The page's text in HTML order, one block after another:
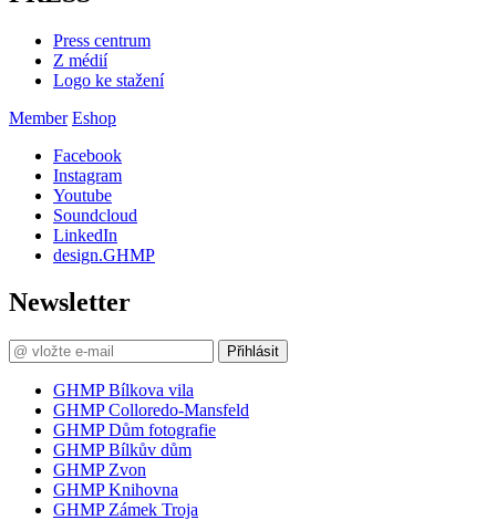
Press centrum
Z médií
Logo ke stažení
Member Eshop
Facebook
Instagram
Youtube
Soundcloud
LinkedIn
design.GHMP
Newsletter
Přihlásit
GHMP Bílkova vila
GHMP Colloredo-Mansfeld
GHMP Dům fotografie
GHMP Bílkův dům
GHMP Zvon
GHMP Knihovna
GHMP Zámek Troja